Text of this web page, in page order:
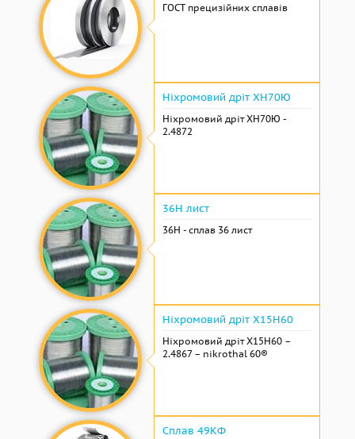
ГОСТ прецизійних сплавів
Ніхромовий дріт ХН70Ю
Ніхромовий дріт ХН70Ю -
2.4872
36Н лист
36Н - сплав 36 лист
Ніхромовий дріт Х15Н60
Ніхромовий дріт Х15Н60 –
2.4867 – nikrothal 60®
Сплав 49КФ